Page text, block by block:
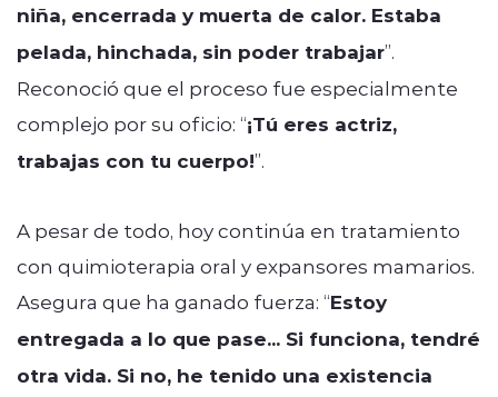
niña, encerrada y muerta de calor. Estaba
pelada, hinchada, sin poder trabajar”.
Reconoció que el proceso fue especialmente
complejo por su oficio: “¡Tú eres actriz,
trabajas con tu cuerpo!”.
A pesar de todo, hoy continúa en tratamiento
con quimioterapia oral y expansores mamarios.
Asegura que ha ganado fuerza: “Estoy
entregada a lo que pase... Si funciona, tendré
otra vida. Si no, he tenido una existencia